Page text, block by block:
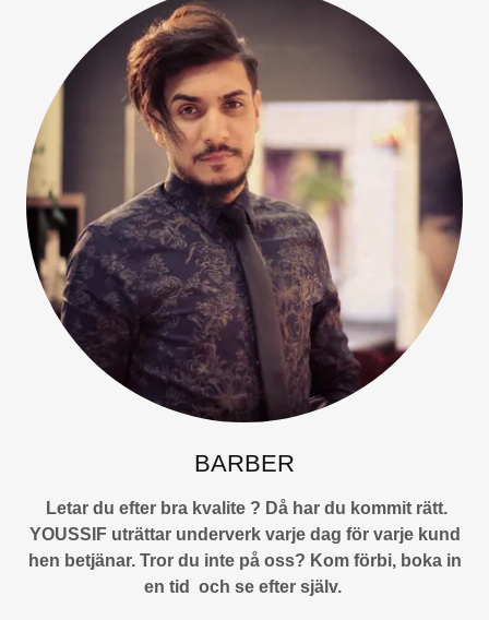
BARBER
Letar du efter bra kvalite ? Då har du kommit rätt.
YOUSSIF uträttar underverk varje dag för varje kund
hen betjänar. Tror du inte på oss? Kom förbi, boka in
en tid och se efter själv.